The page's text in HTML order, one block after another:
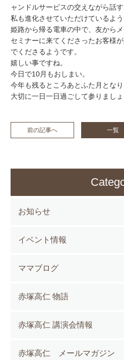
ャンドルサービスの交えながら話す
私も進化させていただけているよう
姫路から帰る電車の中で、友からメ
セミナーに来てくださったお客様
でくださるようです。
嬉しい事ですね。
今日で10月もおしまい。
今年も残るところあとふた月となり
大切に一日一日過ごして参りましょ
前の記事へ 一覧
お知らせ
イベント情報
ママブログ
赤塚高仁 物語
赤塚高仁 講演会情報
赤塚高仁 メールマガジン